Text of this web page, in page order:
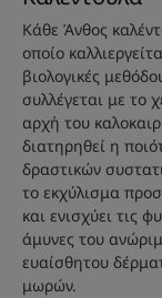
Κάθε Άνθος
οποίο
βιολογικές
συλλέγεται με το
αρχή του
διατηρηθεί η
δραστικών
το εκχύλισμα
και ενισχύει τις
άμυνες του
ευαίσθητου
μωρών.